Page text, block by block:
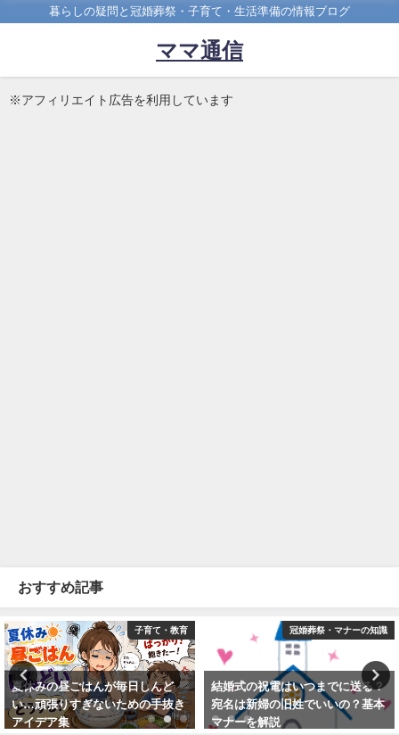
暮らしの疑問と冠婚葬祭・子育て・生活準備の情報ブログ
ママ通信
※アフィリエイト広告を利用しています
おすすめ記事
子育て・教育
毎日しんど
ための手抜き
冠婚葬祭・マナーの知識
結婚式の祝電はいつまでに送る？
宛名は新婦の旧姓でいいの？基本
マナーを解説
冠
お中元はいつか
る？地域別の時
ならないマナー